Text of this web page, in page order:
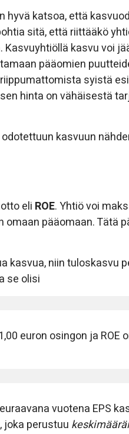
katsoa, että
sitä, että riittääkö
kasvu voi
pääomien
syistä
hinta on vähäisestä
kasvuun
eli ROE. Yhtiö voi
pääomaan. Tätä
niin tuloskasvu
se olisi
euron osingon ja ROE
vuotena EPS
joka perustuu